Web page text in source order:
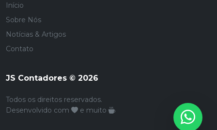
Início
Sobre Nós
Notícias & Artigos
Contato
JS Contadores © 2026
Todos os direitos reservados.
Desenvolvido com
e muito